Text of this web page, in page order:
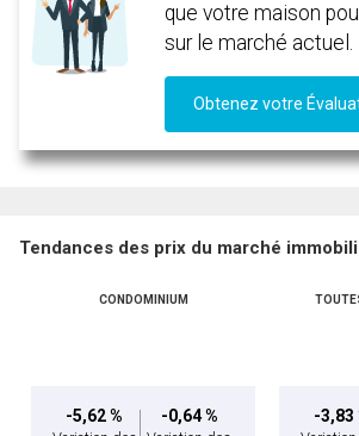
que votre maison
sur le marché actuel.
Obtenez votre
Tendances des prix du marché
CONDOMINIUM
-5,62 % -0,64 % -3,83